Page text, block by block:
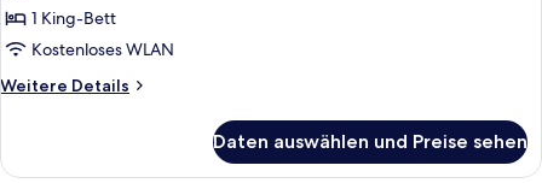
1 King-Bett
Kostenloses WLAN
Weitere Details
Weitere
Doppelzimmer
Daten auswählen und Preise sehen